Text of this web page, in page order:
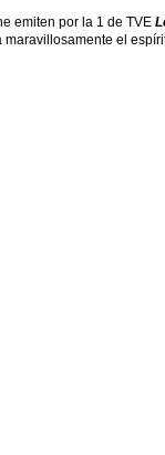
emiten por la 1 de TVE
el